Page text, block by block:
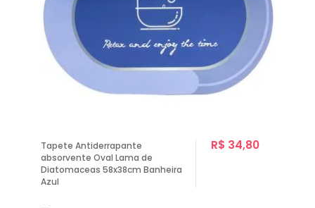
Tapete Antiderrapante
absorvente Oval Lama de
Diatomaceas 58x38cm Banheira
Azul
R$ 34,80